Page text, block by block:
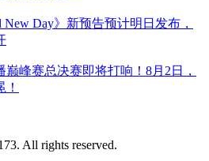
New Day》新预告预计明日发布，
巅峰赛总决赛即将打响！8月2日，
All rights reserved.